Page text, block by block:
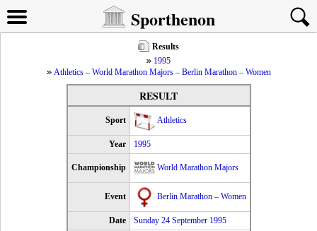
Sporthenon
Results
1995
Athletics – World Marathon Majors – Berlin Marathon – Women
RESULT
Sport Athletics
Year 1995
Championship World Marathon Majors
Event Berlin Marathon – Women
Date
Sunday 24 September 1995